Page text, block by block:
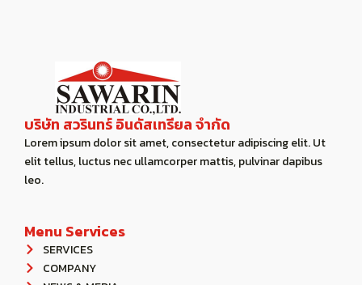
บริษัท สวรินทร์ อินดัสเทรียล จํากัด
Lorem ipsum dolor sit amet, consectetur adipiscing elit. Ut
elit tellus, luctus nec ullamcorper mattis, pulvinar dapibus
leo.
Menu Services
SERVICES
COMPANY